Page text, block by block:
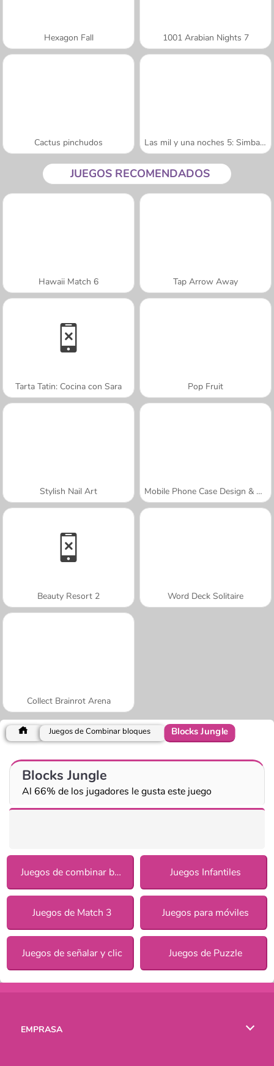
Hexagon Fall 1001 Arabian Nights 7
Cactus pinchudos Las mil y una noches 5: Simbad el marino
JUEGOS RECOMENDADOS
Hawaii Match 6 Tap Arrow Away
Tarta Tatin: Cocina con Sara Pop Fruit
Stylish Nail Art Mobile Phone Case Design & DIY
Beauty Resort 2 Word Deck Solitaire
Collect Brainrot Arena
Juegos de Combinar bloques Blocks Jungle
Blocks Jungle
Al 66% de los jugadores le gusta este juego
Juegos de combinar bloques Juegos Infantiles
Juegos de Match 3 Juegos para móviles
Juegos de señalar y clic Juegos de Puzzle
EMPRASA